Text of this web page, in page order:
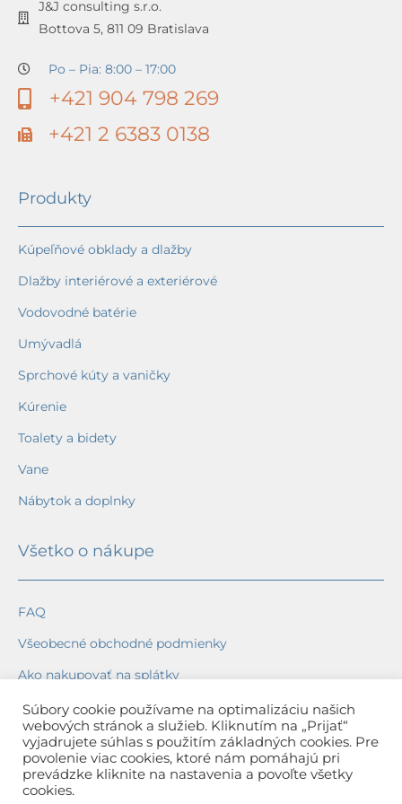
J&J consulting s.r.o.
Bottova 5, 811 09 Bratislava
Po – Pia: 8:00 – 17:00
+421 904 798 269
+421 2 6383 0138
Produkty
Kúpeľňové obklady a dlažby
Dlažby interiérové a exteriérové
Vodovodné batérie
Umývadlá
Sprchové kúty a vaničky
Kúrenie
Toalety a bidety
Vane
Nábytok a doplnky
Všetko o nákupe
FAQ
Všeobecné obchodné podmienky
Ako nakupovať na splátky
Ochrana osobných údajov
Reklamačný poriadok
Spôsob a cena dopravy
Súbory cookie používame na optimalizáciu našich
webových stránok a služieb. Kliknutím na „Prijať“
vyjadrujete súhlas s použitím základných cookies. Pre
povolenie viac cookies, ktoré nám pomáhajú pri
prevádzke kliknite na nastavenia a povoľte všetky
cookies.